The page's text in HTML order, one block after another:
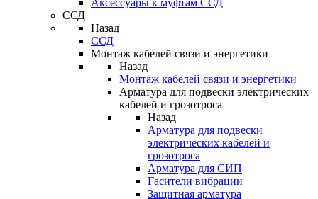
Аксессуары к муфтам ССД
ССД
Назад
ССД
Монтаж кабелей связи и энергетики
Назад
Монтаж кабелей связи и энергетики
Арматура для подвески электрических
кабелей и грозотроса
Назад
Арматура для подвески
электрических кабелей и
грозотроса
Арматура для СИП
Гасители вибрации
Защитная арматура